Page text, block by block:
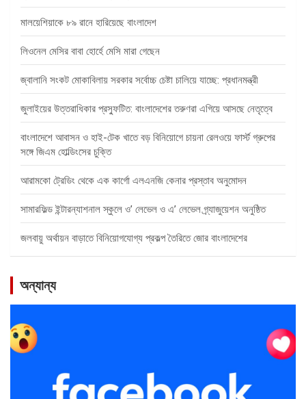
মালয়েশিয়াকে ৮৯ রানে হারিয়েছে বাংলাদেশ
লিওনেল মেসির বাবা হোর্হে মেসি মারা গেছেন
জ্বালানি সংকট মোকাবিলায় সরকার সর্বোচ্চ চেষ্টা চালিয়ে যাচ্ছে: প্রধানমন্ত্রী
জুলাইয়ের উত্তরাধিকার প্রস্ফুটিত: বাংলাদেশের তরুণরা এগিয়ে আসছে নেতৃত্বে
বাংলাদেশে আবাসন ও হাই-টেক খাতে বড় বিনিয়োগে চায়না রেলওয়ে ফার্স্ট গ্রুপের
সঙ্গে জিএম হোল্ডিংসের চুক্তি
আরামকো ট্রেডিং থেকে এক কার্গো এলএনজি কেনার প্রস্তাব অনুমোদন
সামারফিল্ড ইন্টারন্যাশনাল স্কুলে ও’ লেভেল ও এ’ লেভেল গ্র্যাজুয়েশন অনুষ্ঠিত
জলবায়ু অর্থায়ন বাড়াতে বিনিয়োগযোগ্য প্রকল্প তৈরিতে জোর বাংলাদেশের
অন্যান্য